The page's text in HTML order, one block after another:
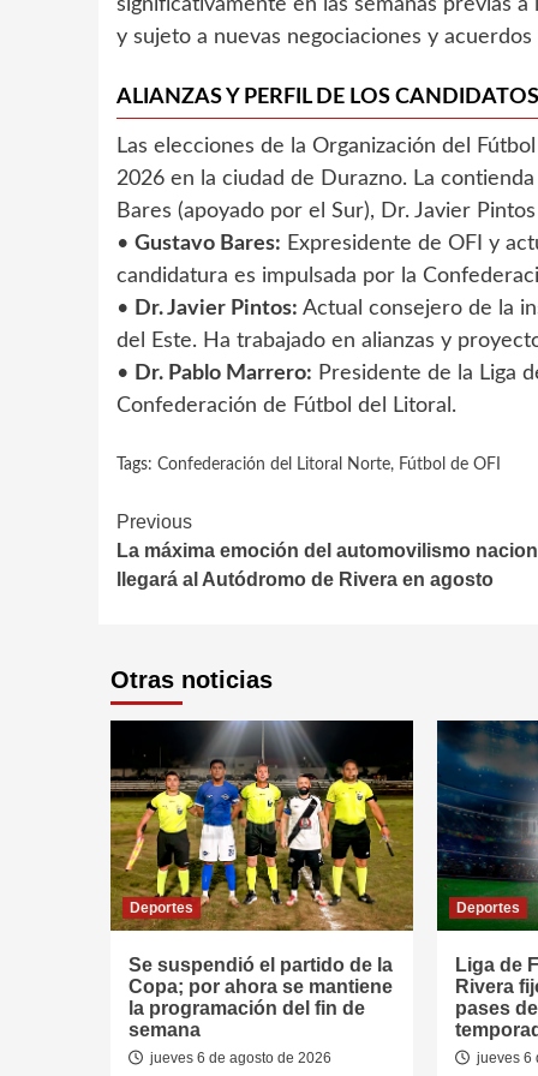
significativamente en las semanas previas
y sujeto a nuevas negociaciones y
ALIANZAS Y PERFIL DE LOS CANDIDATOS
Las elecciones de la Organización del
2026 en la ciudad de Durazno. La
Bares (apoyado por el Sur), Dr. Javier
• Gustavo Bares: Expresidente de OFI y
candidatura es impulsada por la
• Dr. Javier Pintos: Actual consejero de la
del Este. Ha trabajado en alianzas y
• Dr. Pablo Marrero: Presidente de la Liga
Confederación de Fútbol del Litoral.
Tags: Confederación del Litoral Norte, Fútbol de OFI
Continue
Reading
Previous
La máxima emoción del automovilismo
llegará al Autódromo de Rivera en agosto
Otras noticias
Deportes
Se suspendió el partido de la
Copa; por ahora se mantiene
la programación del fin de
semana
jueves 6 de agosto de 2026
Deportes
Liga de
Rivera
pases
jueves 6